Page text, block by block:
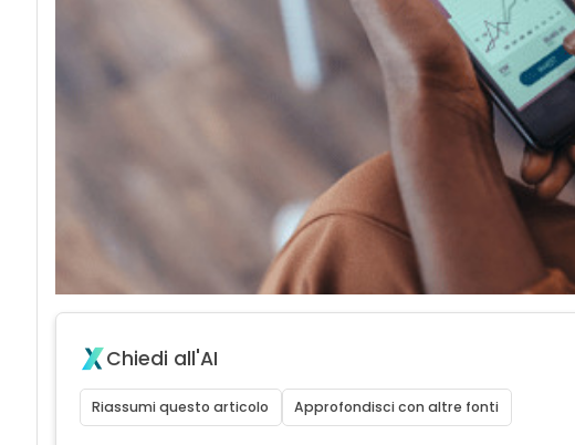
Chiedi all'AI
Riassumi questo articolo Approfondisci con altre fonti